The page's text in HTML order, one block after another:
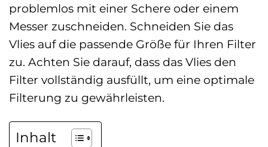
problemlos mit einer Schere oder einem
Messer zuschneiden. Schneiden Sie das
Vlies auf die passende Größe für Ihren Filter
zu. Achten Sie darauf, dass das Vlies den
Filter vollständig ausfüllt, um eine optimale
Filterung zu gewährleisten.
Inhalt